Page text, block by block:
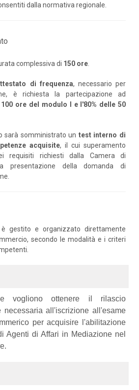
dalla normativa regionale.
complessiva di 150 ore
di frequenza, necessario per
è richiesta la partecipazione ad
100 ore del modulo I e l'80% delle 50
sarà somministrato un test interno di
acquisite, il cui superamento
requisiti richiesti dalla Camera di
presentazione della domanda di
è gestito e organizzato direttamente
secondo le modalità e i criteri
vogliono ottenere il rilascio
necessaria all'iscrizione all'esame
per acquisire l'abilitazione
Agenti di Affari in Mediazione nel